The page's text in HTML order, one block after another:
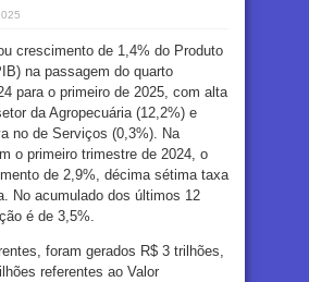
crescimento de 1,4% do Produto
na passagem do quarto
para o primeiro de 2025, com alta
da Agropecuária (12,2%) e
no de Serviços (0,3%). Na
o primeiro trimestre de 2024, o
de 2,9%, décima sétima taxa
No acumulado dos últimos 12
é de 3,5%.
foram gerados R$ 3 trilhões,
referentes ao Valor